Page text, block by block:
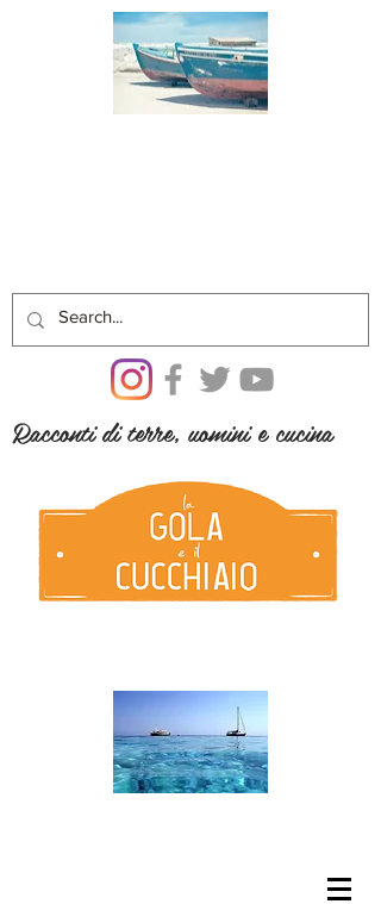
Racconti di terre, uomini e cucina